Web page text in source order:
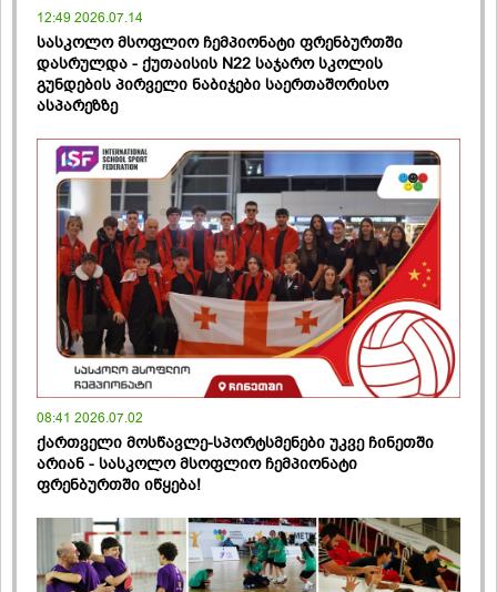
12:49 2026.07.14
სასკოლო მსოფლიო ჩემპიონატი ფრენბურთში
დასრულდა - ქუთაისის N22 საჯარო სკოლის
გუნდების პირველი ნაბიჯები საერთაშორისო
ასპარეზზე
08:41 2026.07.02
ქართველი მოსწავლე-სპორტსმენები უკვე ჩინეთში
არიან - სასკოლო მსოფლიო ჩემპიონატი
ფრენბურთში იწყება!